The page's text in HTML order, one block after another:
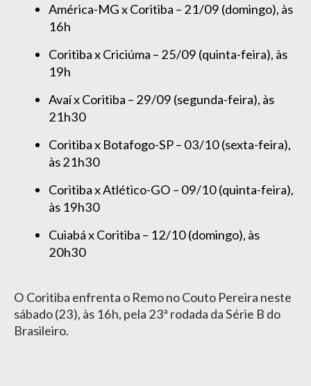
América-MG x Coritiba – 21/09 (domingo), às
16h
Coritiba x Criciúma – 25/09 (quinta-feira), às
19h
Avaí x Coritiba – 29/09 (segunda-feira), às
21h30
Coritiba x Botafogo-SP – 03/10 (sexta-feira),
às 21h30
Coritiba x Atlético-GO – 09/10 (quinta-feira),
às 19h30
Cuiabá x Coritiba – 12/10 (domingo), às
20h30
O Coritiba enfrenta o Remo no Couto Pereira neste
sábado (23), às 16h, pela 23ª rodada da Série B do
Brasileiro.